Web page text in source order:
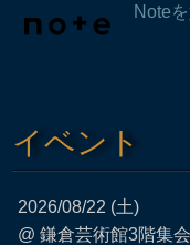
Note
イベント
2026/08/22 (土)
@ 鎌倉芸術館3階集